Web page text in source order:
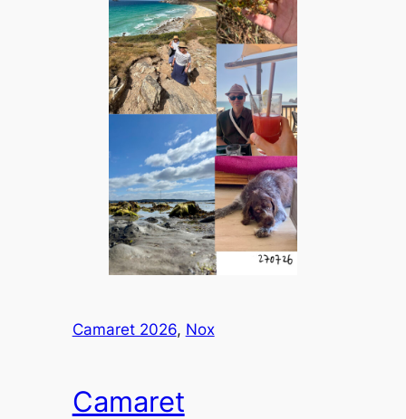
Camaret 2026, Nox
Camaret